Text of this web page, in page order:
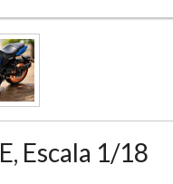
Escala 1/18